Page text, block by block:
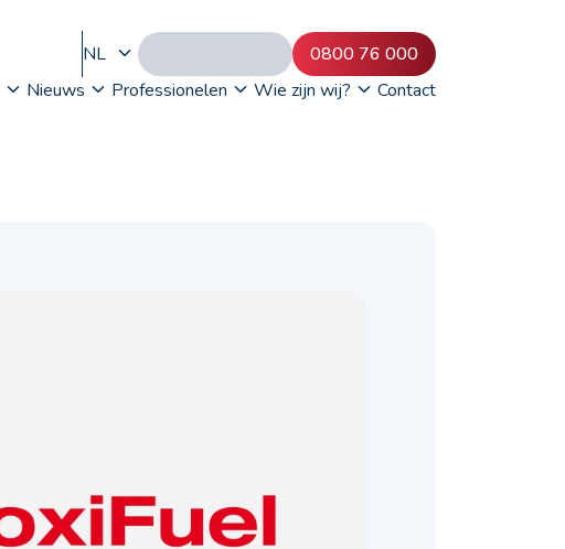
NL
0800 76 000
Nieuws Professionelen Wie zijn wij? Contact